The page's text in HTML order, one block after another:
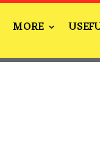
MORE